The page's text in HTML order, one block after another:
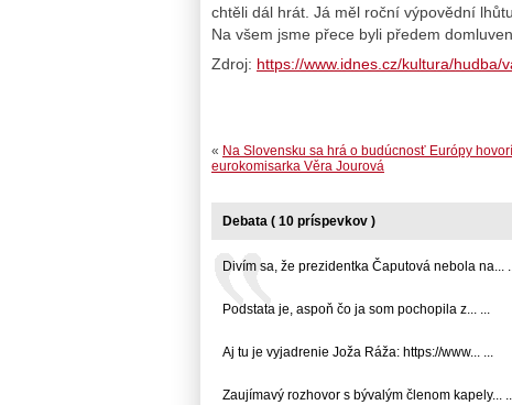
chtěli dál hrát. Já měl roční výpovědní
Na všem jsme přece byli předem
Zdroj: https://www.idnes.cz/kultura/
« Na Slovensku sa hrá o budúcnosť Európy hovorí
eurokomisarka Věra Jourová
Debata ( 10 príspevkov )
Divím sa, že prezidentka Čaputová nebola na...
Podstata je, aspoň čo ja som pochopila z... ...
Aj tu je vyjadrenie Joža Ráža: https://www... ...
Zaujímavý rozhovor s bývalým členom kapely...